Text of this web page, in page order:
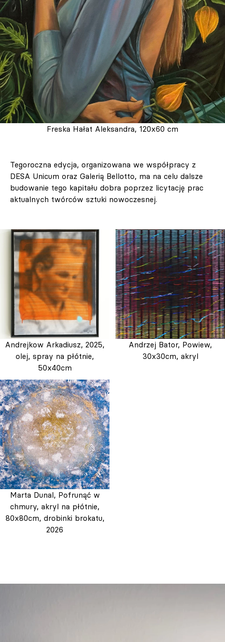
Freska Hałat Aleksandra, 120x60 cm
Tegoroczna edycja, organizowana we współpracy z
DESA Unicum oraz Galerią Bellotto, ma na celu dalsze
budowanie tego kapitału dobra poprzez licytację prac
aktualnych twórców sztuki nowoczesnej.
Andrejkow Arkadiusz, 2025,
olej, spray na płótnie,
50x40cm
Andrzej Bator, Powiew,
30x30cm, akryl
Marta Dunal, Pofrunąć w
chmury, akryl na płótnie,
80x80cm, drobinki brokatu,
2026